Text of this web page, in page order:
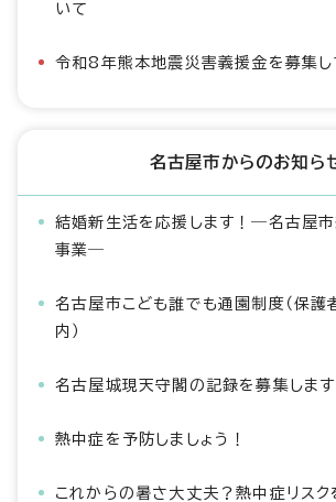
いて
令和8年熊本地震災害義援金を募集し
名古屋市からのお知ら
結婚新生活を応援します！―名古屋
事業―
名古屋市こども誰でも通園制度（保護
内）
名古屋城現天守閣の記録を募集します
熱中症を予防しましょう！
これからの暑さ大丈夫？熱中症リスク